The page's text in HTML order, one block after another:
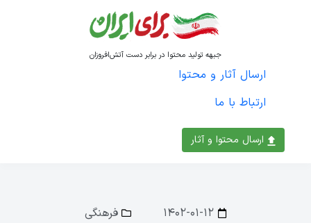
ارسال محتوا و آثار
جبهه تولید محتوا در برابر دست آتش‌افروزان
ارسال آثار و محتوا
ارتباط با ما
۱۴۰۲-۰۱-۱۲ فرهنگی